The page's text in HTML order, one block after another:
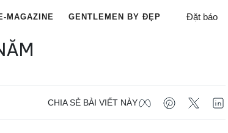
MAGAZINE GENTLEMEN BY ĐẸP Đặt báo
CHIA SẺ BÀI VIẾT NÀY